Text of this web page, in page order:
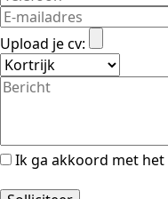
Upload je cv:
Ik ga akkoord met het